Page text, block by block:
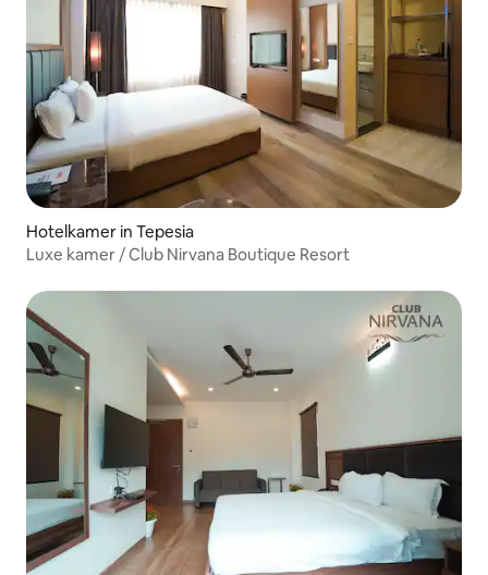
Hotelkamer in Tepesia
Luxe kamer / Club Nirvana Boutique Resort